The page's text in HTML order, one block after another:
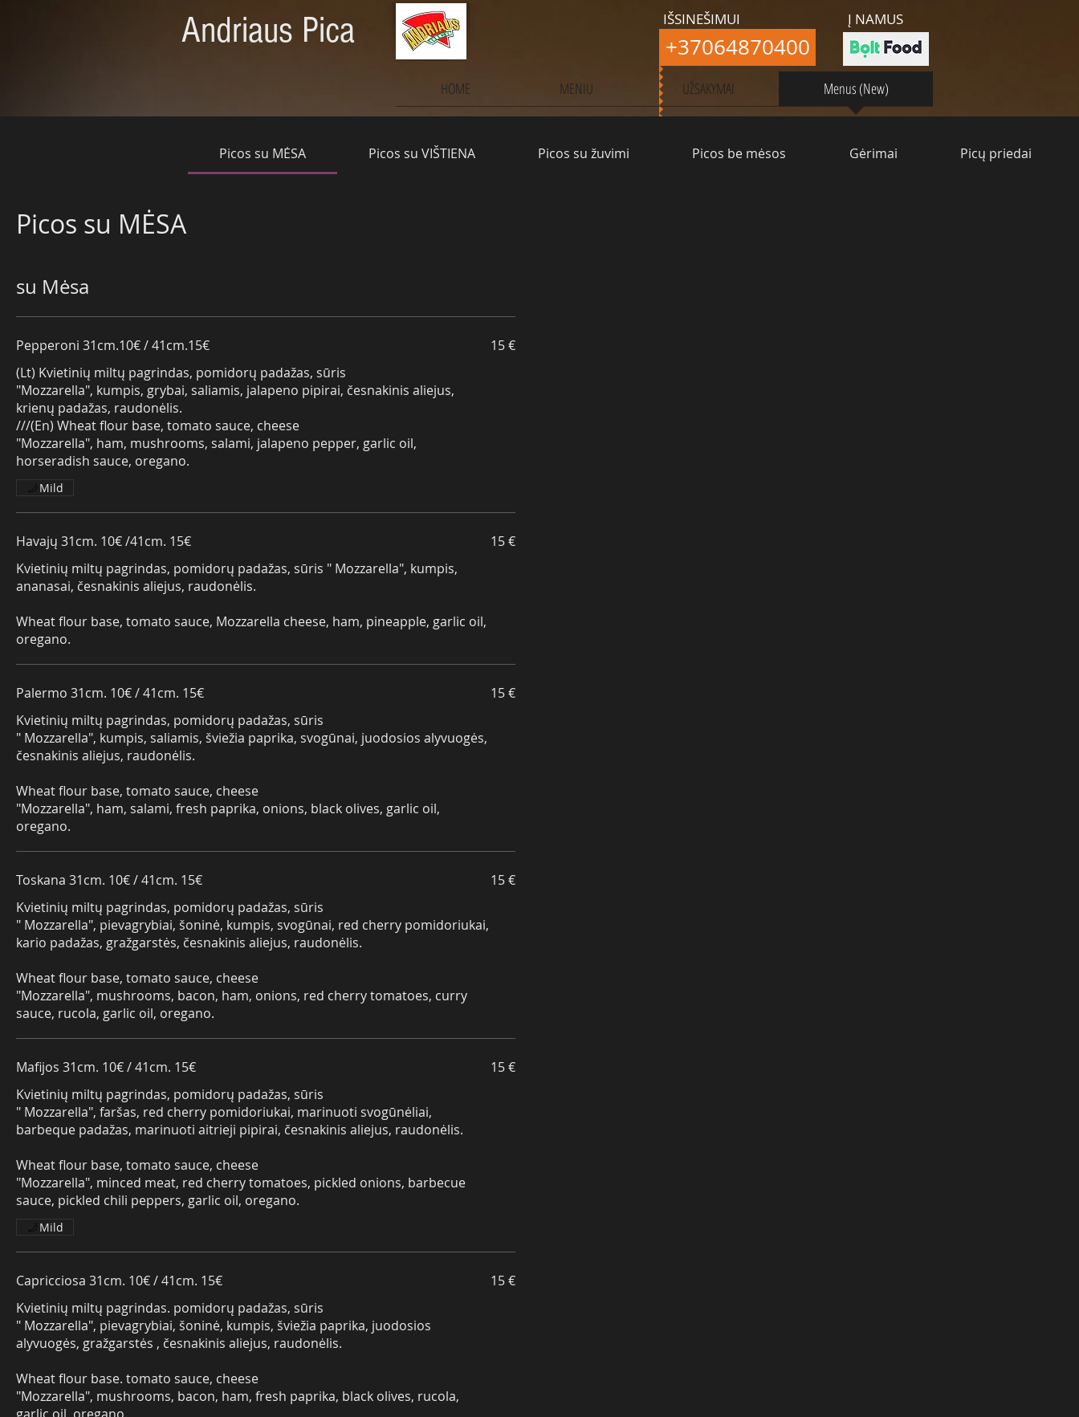
Andriaus Pica IŠSINEŠIMUI
+37064870400
Į NAMUS
HOME MENIU UŽSAKYMAI Menus (New)
Picos su MĖSA Picos su VIŠTIENA Picos su žuvimi Picos be mėsos Gėrimai Picų priedai
Picos su MĖSA
su Mėsa
Pepperoni 31cm.10€ / 41cm.15€
(Lt) Kvietinių miltų pagrindas, pomidorų padažas, sūris
"Mozzarella", kumpis, grybai, saliamis, jalapeno pipirai, česnakinis aliejus,
krienų padažas, raudonėlis.
///(En) Wheat flour base, tomato sauce, cheese
"Mozzarella", ham, mushrooms, salami, jalapeno pepper, garlic oil,
horseradish sauce, oregano.
15 €
Mild
Havajų 31cm. 10€ /41cm. 15€
Kvietinių miltų pagrindas, pomidorų padažas, sūris " Mozzarella", kumpis,
ananasai, česnakinis aliejus, raudonėlis.
Wheat flour base, tomato sauce, Mozzarella cheese, ham, pineapple, garlic oil,
oregano.
15 €
Palermo 31cm. 10€ / 41cm. 15€
Kvietinių miltų pagrindas, pomidorų padažas, sūris
" Mozzarella", kumpis, saliamis, šviežia paprika, svogūnai, juodosios alyvuogės,
česnakinis aliejus, raudonėlis.
Wheat flour base, tomato sauce, cheese
"Mozzarella", ham, salami, fresh paprika, onions, black olives, garlic oil,
oregano.
15 €
Toskana 31cm. 10€ / 41cm. 15€
Kvietinių miltų pagrindas, pomidorų padažas, sūris
" Mozzarella", pievagrybiai, šoninė, kumpis, svogūnai, red cherry pomidoriukai,
kario padažas, gražgarstės, česnakinis aliejus, raudonėlis.
Wheat flour base, tomato sauce, cheese
"Mozzarella", mushrooms, bacon, ham, onions, red cherry tomatoes, curry
sauce, rucola, garlic oil, oregano.
15 €
Mafijos 31cm. 10€ / 41cm. 15€
Kvietinių miltų pagrindas, pomidorų padažas, sūris
" Mozzarella", faršas, red cherry pomidoriukai, marinuoti svogūnėliai,
barbeque padažas, marinuoti aitrieji pipirai, česnakinis aliejus, raudonėlis.
Wheat flour base, tomato sauce, cheese
"Mozzarella", minced meat, red cherry tomatoes, pickled onions, barbecue
sauce, pickled chili peppers, garlic oil, oregano.
15 €
Mild
Capricciosa 31cm. 10€ / 41cm. 15€
Kvietinių miltų pagrindas. pomidorų padažas, sūris
" Mozzarella", pievagrybiai, šoninė, kumpis, šviežia paprika, juodosios
alyvuogės, gražgarstės , česnakinis aliejus, raudonėlis.
Wheat flour base. tomato sauce, cheese
"Mozzarella", mushrooms, bacon, ham, fresh paprika, black olives, rucola,
15 €